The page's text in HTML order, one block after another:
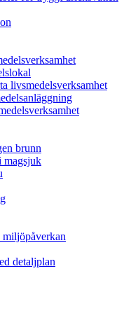
livsmedelsverksamhet
brunn
magsjuk
miljöpåverkan
detaljplan